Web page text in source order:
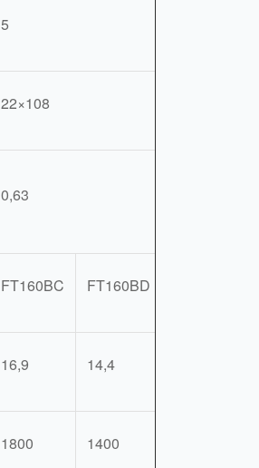
5
22×108
0,63
FT160BC FT160BD
16,9 14,4
1800 1400